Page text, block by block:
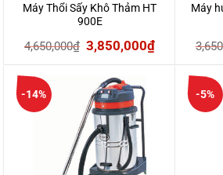
Máy Thổi Sấy Khô Thảm HT
900E
4,650,000₫ Giá
gốc
là:
4,650,000₫.
3,850,000₫Giá
hiện
Máy
-14% -5%